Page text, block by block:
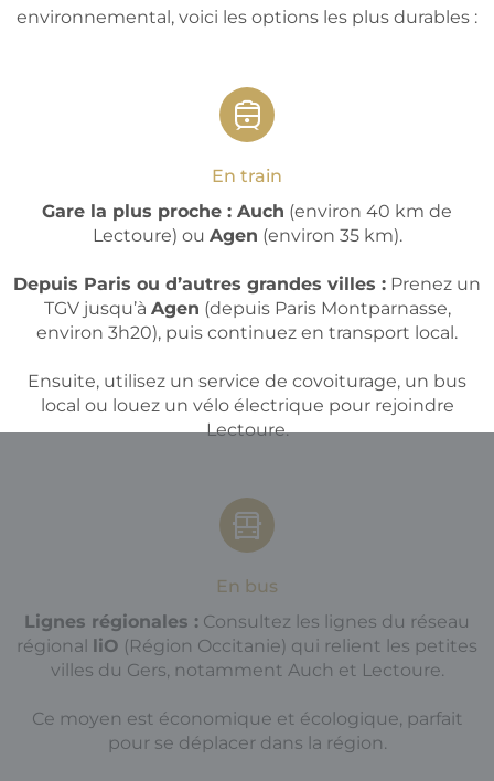
environnemental, voici les options les plus durables :
En train
Gare la plus proche : Auch (environ 40 km de
Lectoure) ou Agen (environ 35 km).
Depuis Paris ou d’autres grandes villes : Prenez un
TGV jusqu’à Agen (depuis Paris Montparnasse,
environ 3h20), puis continuez en transport local.
Ensuite, utilisez un service de covoiturage, un bus
local ou louez un vélo électrique pour rejoindre
Lectoure.
En bus
Lignes régionales : Consultez les lignes du réseau
régional liO (Région Occitanie) qui relient les petites
villes du Gers, notamment Auch et Lectoure.
Ce moyen est économique et écologique, parfait
pour se déplacer dans la région.